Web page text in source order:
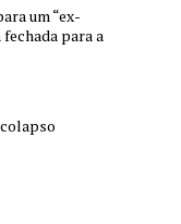
um “ex-
para a
colapso